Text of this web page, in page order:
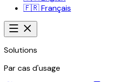
🇫🇷Français
Solutions
Par cas d'usage